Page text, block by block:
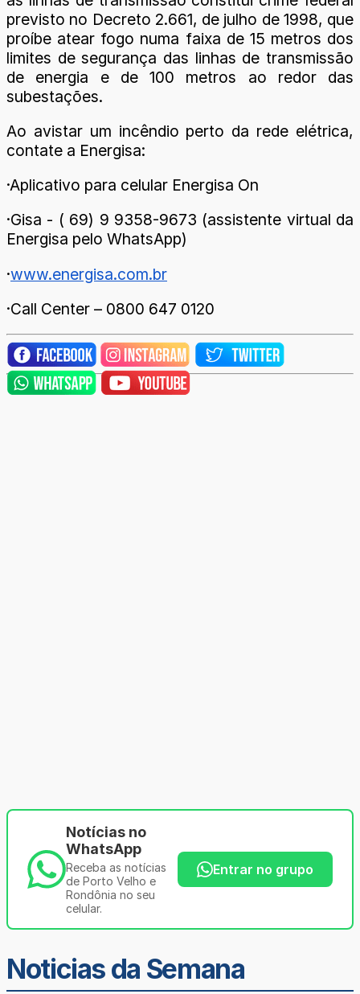
previsto no Decreto 2.661, de julho de 1998, que
proíbe atear fogo numa faixa de 15 metros dos
limites de segurança das linhas de transmissão
de energia e de 100 metros ao redor das
subestações.
Ao avistar um incêndio perto da rede elétrica,
contate a Energisa:
·Aplicativo para celular Energisa On
·Gisa - ( 69) 9 9358-9673 (assistente virtual da
Energisa pelo WhatsApp)
·www.energisa.com.br
·Call Center – 0800 647 0120
Notícias no
WhatsApp
Receba as notícias
de Porto Velho e
Rondônia no seu
celular.
Entrar no grupo
Noticias da Semana